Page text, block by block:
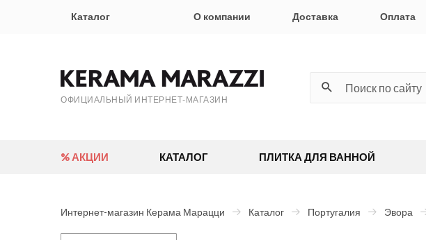
Каталог О компании Доставка Оплата
ОФИЦИАЛЬНЫЙ ИНТЕРНЕТ-МАГАЗИН
% АКЦИИ КАТАЛОГ ПЛИТКА ДЛЯ ВАННОЙ
Интернет-магазин Керама Марацци Каталог Португалия Эвора